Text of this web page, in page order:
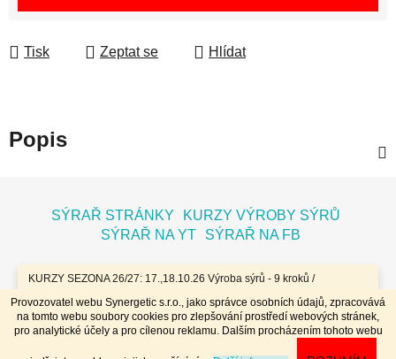
Provozovatel webu Synergetic s.r.o., jako správce osobních údajů, zpracovává
na tomto webu soubory cookies pro zlepšování prostředí webových stránek,
pro analytické účely a pro cílenou reklamu. Dalším procházením tohoto webu
KURZY SEZONA 26/27: 17.,18.10.26 Výroba sýrů - 9 kroků /
7.11.26 Bochníky - tvrdé zrající sýry / 8.11.26 Jogurty, Zákysy, Kefír
a Tvaroh + Hnětené a Tažené sýry/ 23.,24.1.27 Sýry doma /
20.,21.3.27 Výroba sýrů - 9 kroků / 10.4.27 Plísňáky - zrající sýry s
plísní / 11.4.27 Bochníky - tvrdé zrající sýry / 29.4..-2.5.27 Sýry 4
Tisk Zeptat se Hlídat
Popis
SÝRAŘ STRÁNKY
KURZY VÝROBY SÝRŮ
SÝRAŘ NA YT
SÝRAŘ NA FB
Vytvořil Shoptet